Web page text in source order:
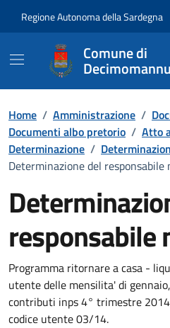
Regione Autonoma della Sardegna
Comune di
Decimomannu
Home / Amministrazione /
Documenti albo pretorio / Atto
Determinazione /
Determinazione del responsabile
responsabile
Dettaglio del documento
Programma ritornare a casa -
utente delle mensilita' di
contributi inps 4° trimestre
codice utente 03/14.